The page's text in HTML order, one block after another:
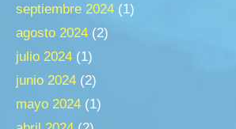
septiembre 2024 (1)
agosto 2024 (2)
julio 2024 (1)
junio 2024 (2)
mayo 2024 (1)